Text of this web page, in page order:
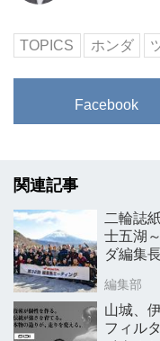
TOPICS ホンダ
Facebook
関連記事
二輪誌
士五湖
ダ編集
編集部
山城、
フィル